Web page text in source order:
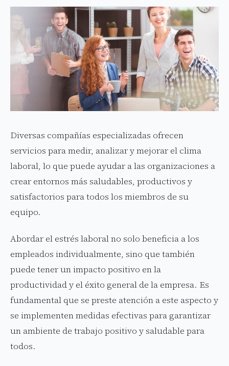
Diversas compañías especializadas ofrecen
servicios para medir, analizar y mejorar el clima
laboral, lo que puede ayudar a las organizaciones a
crear entornos más saludables, productivos y
satisfactorios para todos los miembros de su
equipo.
Abordar el estrés laboral no solo beneficia a los
empleados individualmente, sino que también
puede tener un impacto positivo en la
productividad y el éxito general de la empresa. Es
fundamental que se preste atención a este aspecto y
se implementen medidas efectivas para garantizar
un ambiente de trabajo positivo y saludable para
todos.